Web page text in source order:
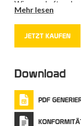
Wissenschaften des
Mailand
Identifizierung und
für SARS-CoV-2-
Mehr lesen
JETZT KAUFEN
Download
PDF